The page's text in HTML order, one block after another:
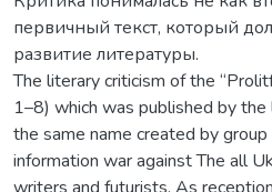
первичный текст, который
развитие литературы.
The literary criticism of the
1–8) which was published by
the same name created by
information war against The all